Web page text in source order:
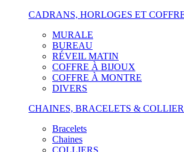
CADRANS, HORLOGES ET
MURALE
BUREAU
RÉVEIL MATIN
COFFRE À BIJOUX
COFFRE À MONTRE
DIVERS
CHAINES, BRACELETS &
Bracelets
Chaines
COLLIERS